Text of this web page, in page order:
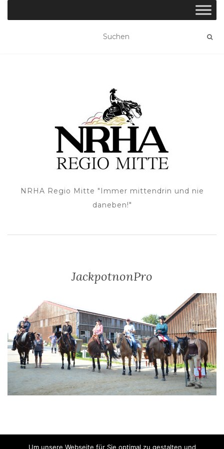
NRHA Regio Mitte "Immer mittendrin und nie
daneben!"
JackpotnonPro
Um unsere Webseite für Sie optimal zu gestalten und